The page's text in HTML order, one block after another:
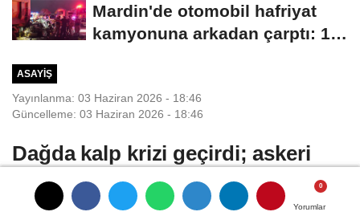
Yorumlar
Yorumlar
Mardin'de otomobil hafriyat
kamyonuna arkadan çarptı: 1
ASAYIŞ
Yayınlanma: 03 Haziran 2026 - 18:46
Güncelleme: 03 Haziran 2026 - 18:46
Dağda kalp krizi geçirdi; askeri
helikopter ile kurtarıldı
Yorumlar